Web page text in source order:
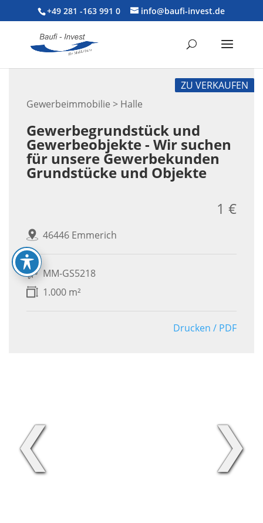
+49 281 -163 991 0 info@baufi-invest.de
Gewerbeimmobilie > Halle
ZU VERKAUFEN
Gewerbegrundstück und
Gewerbeobjekte - Wir suchen
für unsere Gewerbekunden
Grundstücke und Objekte
46446 Emmerich
1 €
MM-GS5218
1.000 m²
Drucken / PDF
❮ ❯